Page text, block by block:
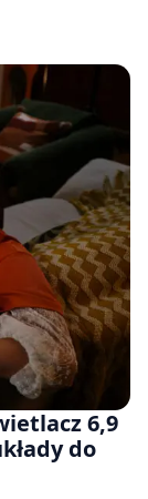
6,9
do